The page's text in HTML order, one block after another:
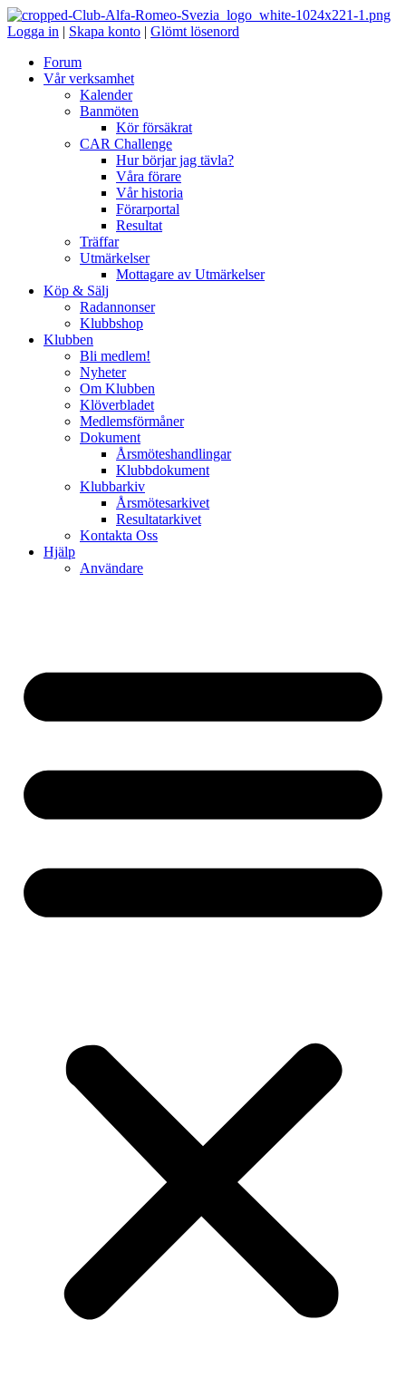
Logga in | Skapa konto | Glömt lösenord
Forum
Vår verksamhet
Kalender
Banmöten
Kör försäkrat
CAR Challenge
Hur börjar jag tävla?
Våra förare
Vår historia
Förarportal
Resultat
Träffar
Utmärkelser
Mottagare av Utmärkelser
Köp & Sälj
Radannonser
Klubbshop
Klubben
Bli medlem!
Nyheter
Om Klubben
Klöverbladet
Medlemsförmåner
Dokument
Årsmöteshandlingar
Klubbdokument
Klubbarkiv
Årsmötesarkivet
Resultatarkivet
Kontakta Oss
Hjälp
Användare